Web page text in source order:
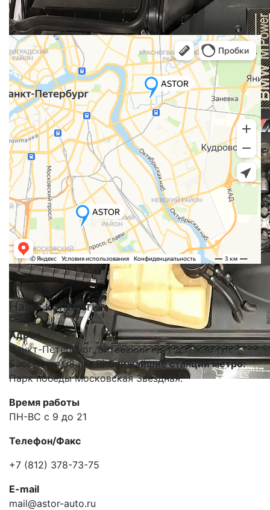
Нашиконтакты
Адрес
Санкт-Петербург, Витебский пр-т д.17 к.10 (ул.
Бассейная 38 лит.В)Ближайшие станции метро:
Парк победы Московская Звездная.
Время работы
ПН-ВС с 9 до 21
Телефон/Факс
+7 (812) 378-73-75
E-mail
mail@astor-auto.ru